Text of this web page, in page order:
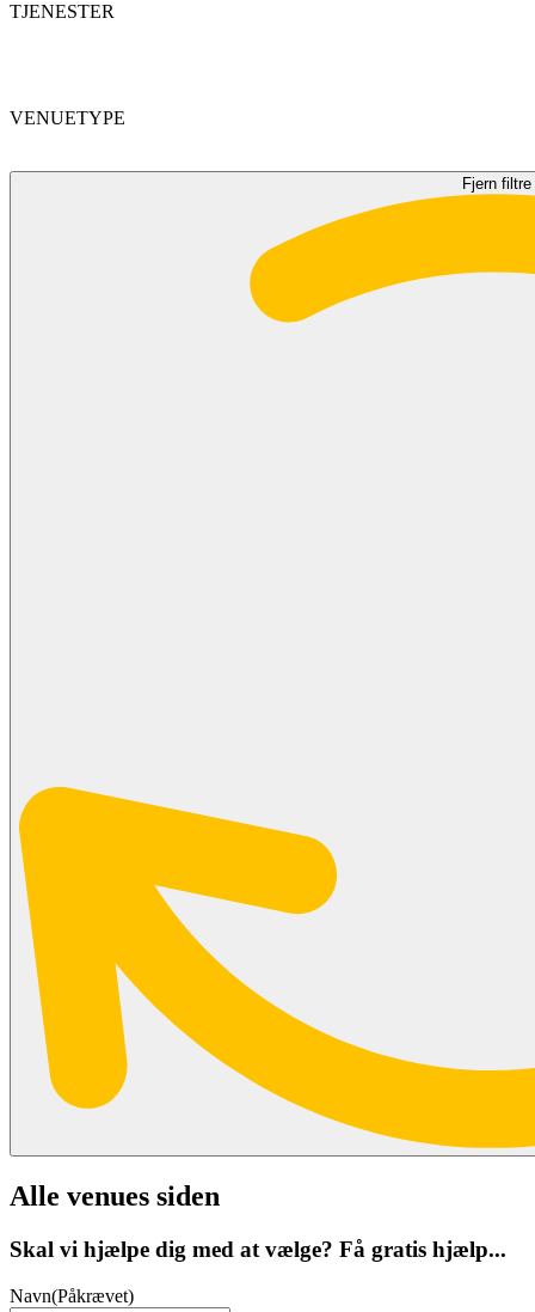
TJENESTER
VENUETYPE
Fjern filtre
Alle venues siden
Skal vi hjælpe dig med at vælge? Få gratis hjælp...
Navn(Påkrævet)